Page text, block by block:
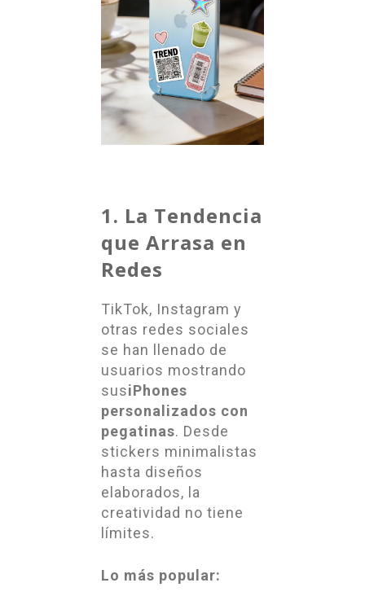
1. La Tendencia
que Arrasa en
Redes
TikTok, Instagram y
otras redes sociales
se han llenado de
usuarios mostrando
susiPhones
personalizados con
pegatinas. Desde
stickers minimalistas
hasta diseños
elaborados, la
creatividad no tiene
límites.
Lo más popular: